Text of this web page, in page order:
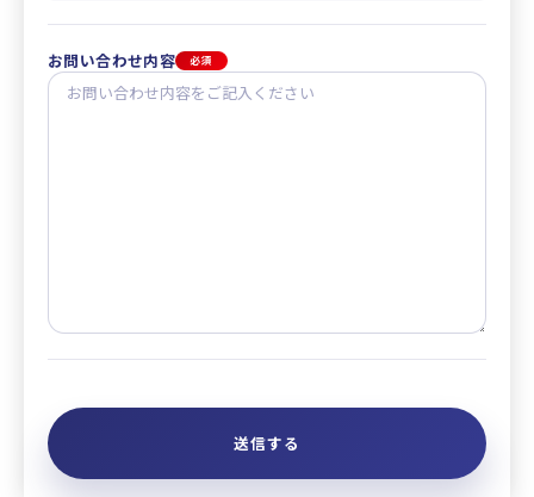
お問い合わせ内容 必須